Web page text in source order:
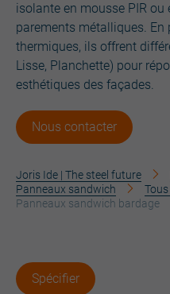
isolante en mousse PIR ou
parements métalliques.
thermiques, ils offrent
Lisse, Planchette) pour
esthétiques des façades.
Nous contacter
Joris Ide | The steel future
Panneaux sandwich
Panneaux sandwich bardage
Spécifier